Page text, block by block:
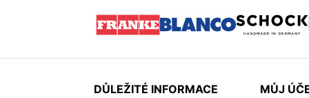
DŮLEŽITÉ INFORMACE
MŮJ